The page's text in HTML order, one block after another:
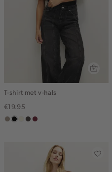
T-shirt met v-hals
€19.95
taupe,zwart
wit,chocobordeaux